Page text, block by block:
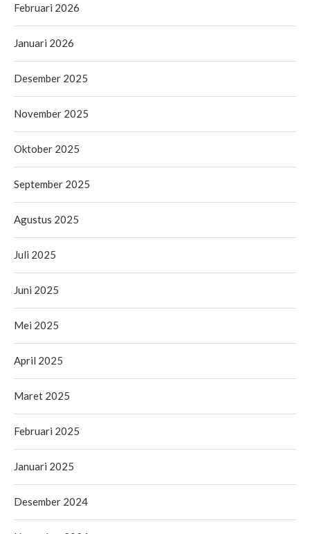
Februari 2026
Januari 2026
Desember 2025
November 2025
Oktober 2025
September 2025
Agustus 2025
Juli 2025
Juni 2025
Mei 2025
April 2025
Maret 2025
Februari 2025
Januari 2025
Desember 2024